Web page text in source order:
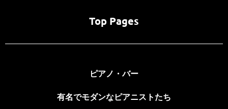
Top Pages
ピアノ・バー
有名でモダンなピアニストたち